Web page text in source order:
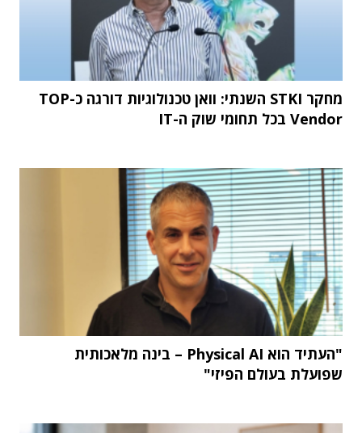
מחקר STKI השנתי: וואן טכנולוגיות דורגה כ-TOP
Vendor בכל תחומי שוק ה-IT
"העתיד הוא Physical AI – בינה מלאכותית
שפועלת בעולם הפיזי"